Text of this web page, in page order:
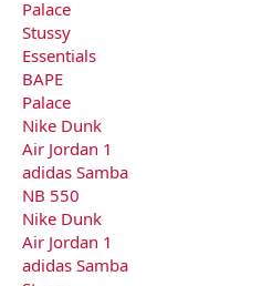
Palace
Stussy
Essentials
BAPE
Palace
Nike Dunk
Air Jordan 1
adidas Samba
NB 550
Nike Dunk
Air Jordan 1
adidas Samba